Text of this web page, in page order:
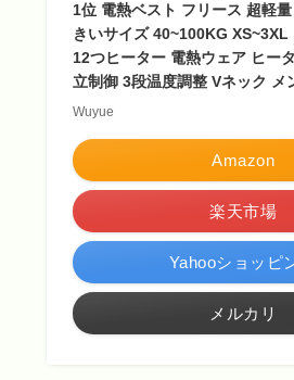
1位 電熱ベスト フリース 超軽
きいサイズ 40~100KG XS~3XL
12つヒーター 電熱ウェア ヒー
立制御 3段温度調整 Vネック メ
Wuyue
Amazon
楽天市場
Yahooショッピ
メルカリ